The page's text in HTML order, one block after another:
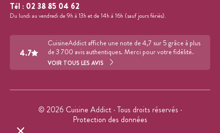
Tél : 02 38 85 04 62
Du lundi au vendredi de 9h à 13h et de 14h à 16h (sauf jours fériés).
4.7
CuisineAddict affiche une note de 4,7 sur 5 grâce à plus
de 3 700 avis authentiques. Merci pour votre fidélité.
VOIR TOUS LES AVIS
© 2026 Cuisine Addict · Tous droits réservés ·
Protection des données